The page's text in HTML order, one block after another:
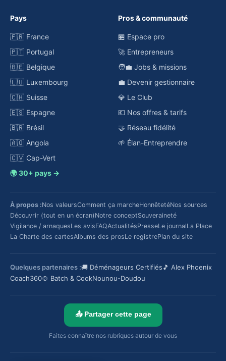
Pays
🇫🇷 France
🇵🇹 Portugal
🇧🇪 Belgique
🇱🇺 Luxembourg
🇨🇭 Suisse
🇪🇸 Espagne
🇧🇷 Brésil
🇦🇴 Angola
🇨🇻 Cap-Vert
🌍 30+ pays →
Pros & communauté
🏪 Espace pro
🚀 Entrepreneurs
🧑‍💼 Jobs & missions
💼 Devenir gestionnaire
💎 Le Club
💶 Nos offres & tarifs
🤝 Réseau fidélité
🌱 Élan-Entreprendre
À propos :Nos valeursComment ça marcheHonnêtetéNos sources
Découvrir (tout en un écran) Notre conceptSouveraineté
Vigilance / arnaquesLes avisFAQActualitésPresseLe journalLa Place
La Charte des cartesAlbums des prosLe registrePlan du site
Quelques partenaires :🚚 Déménageurs Certifiés🎵 Alex Phoenix
Coach360🍲 Batch & CookNounou-Doudou
📤 Partager cette page
Faites connaître nos rubriques autour de vous